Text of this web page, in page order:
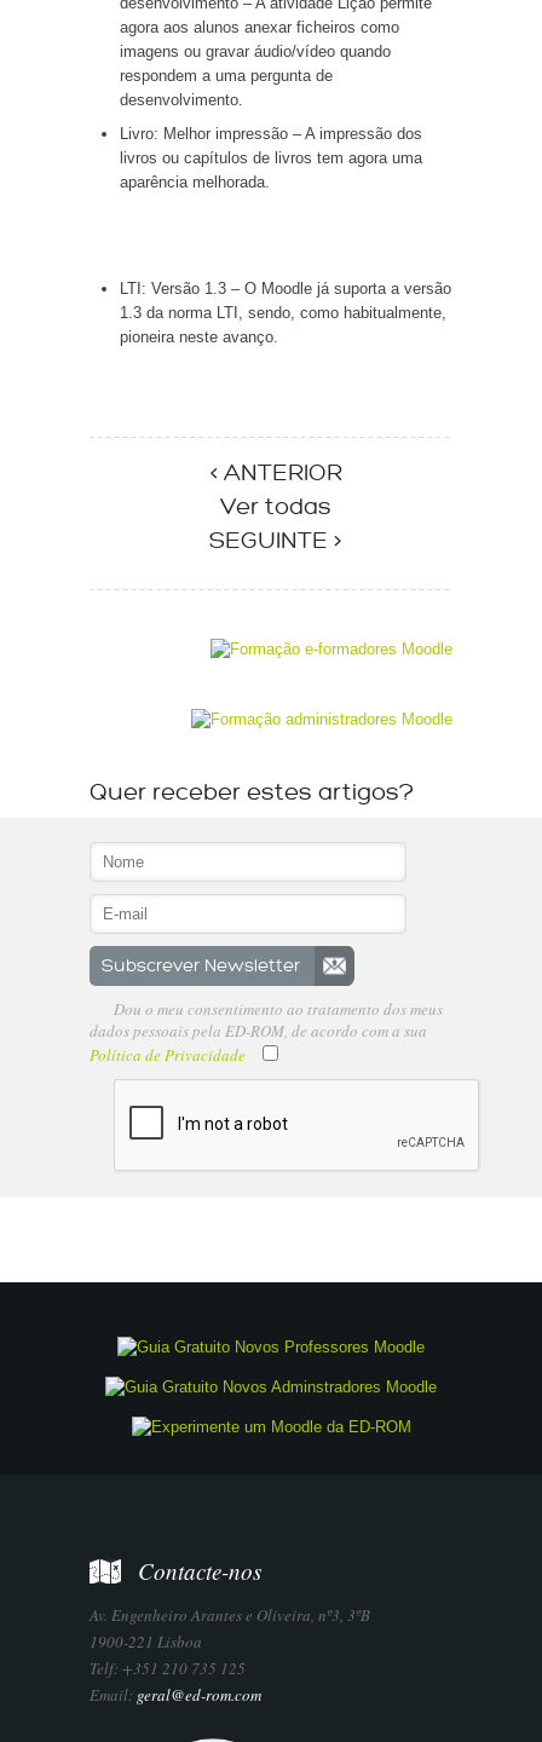
agora aos alunos anexar ficheiros como
imagens ou gravar áudio/vídeo quando
respondem a uma pergunta de
desenvolvimento.
Livro: Melhor impressão – A impressão dos
livros ou capítulos de livros tem agora uma
aparência melhorada.
LTI: Versão 1.3 – O Moodle já suporta a versão
1.3 da norma LTI, sendo, como habitualmente,
pioneira neste avanço.
< ANTERIOR
Ver todas
SEGUINTE >
Quer receber estes artigos?
Dou o meu consentimento ao tratamento dos meus
dados pessoais pela ED-ROM, de acordo com a sua
Política de Privacidade
Contacte-nos
Av. Engenheiro Arantes e Oliveira, nº3, 3ºB
1900-221 Lisboa
Telf: +351 210 735 125
Email: geral@ed-rom.com